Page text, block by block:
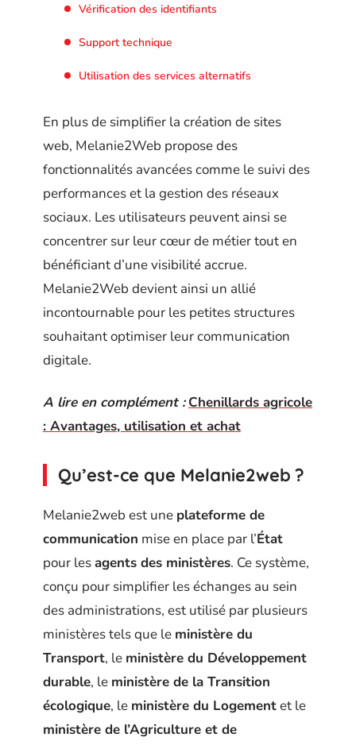
Vérification des identifiants
Support technique
Utilisation des services alternatifs
En plus de simplifier la création de sites
web, Melanie2Web propose des
fonctionnalités avancées comme le suivi des
performances et la gestion des réseaux
sociaux. Les utilisateurs peuvent ainsi se
concentrer sur leur cœur de métier tout en
bénéficiant d’une visibilité accrue.
Melanie2Web devient ainsi un allié
incontournable pour les petites structures
souhaitant optimiser leur communication
digitale.
A lire en complément : Chenillards agricole
: Avantages, utilisation et achat
Qu’est-ce que Melanie2web ?
Melanie2web est une plateforme de
communication mise en place par l’État
pour lesagents des ministères. Ce système,
conçu pour simplifier les échanges au sein
des administrations, est utilisé par plusieurs
ministères tels que le ministère du
Transport, le ministère du Développement
durable, le ministère de la Transition
écologique, le ministère du Logementet le
ministère de l’Agriculture et de